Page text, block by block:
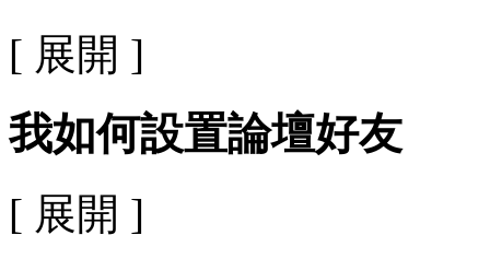
[ 展開 ]
我如何設置論壇好友
[ 展開 ]